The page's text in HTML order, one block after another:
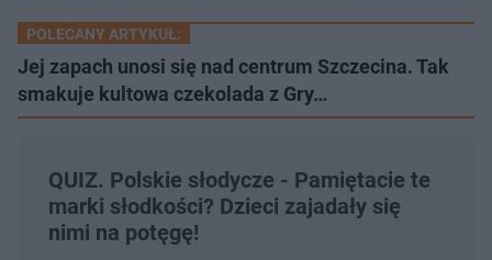
POLECANY ARTYKUŁ:
Jej zapach unosi się nad centrum Szczecina. Tak
smakuje kultowa czekolada z Gry…
QUIZ. Polskie słodycze - Pamiętacie te
marki słodkości? Dzieci zajadały się
nimi na potęgę!